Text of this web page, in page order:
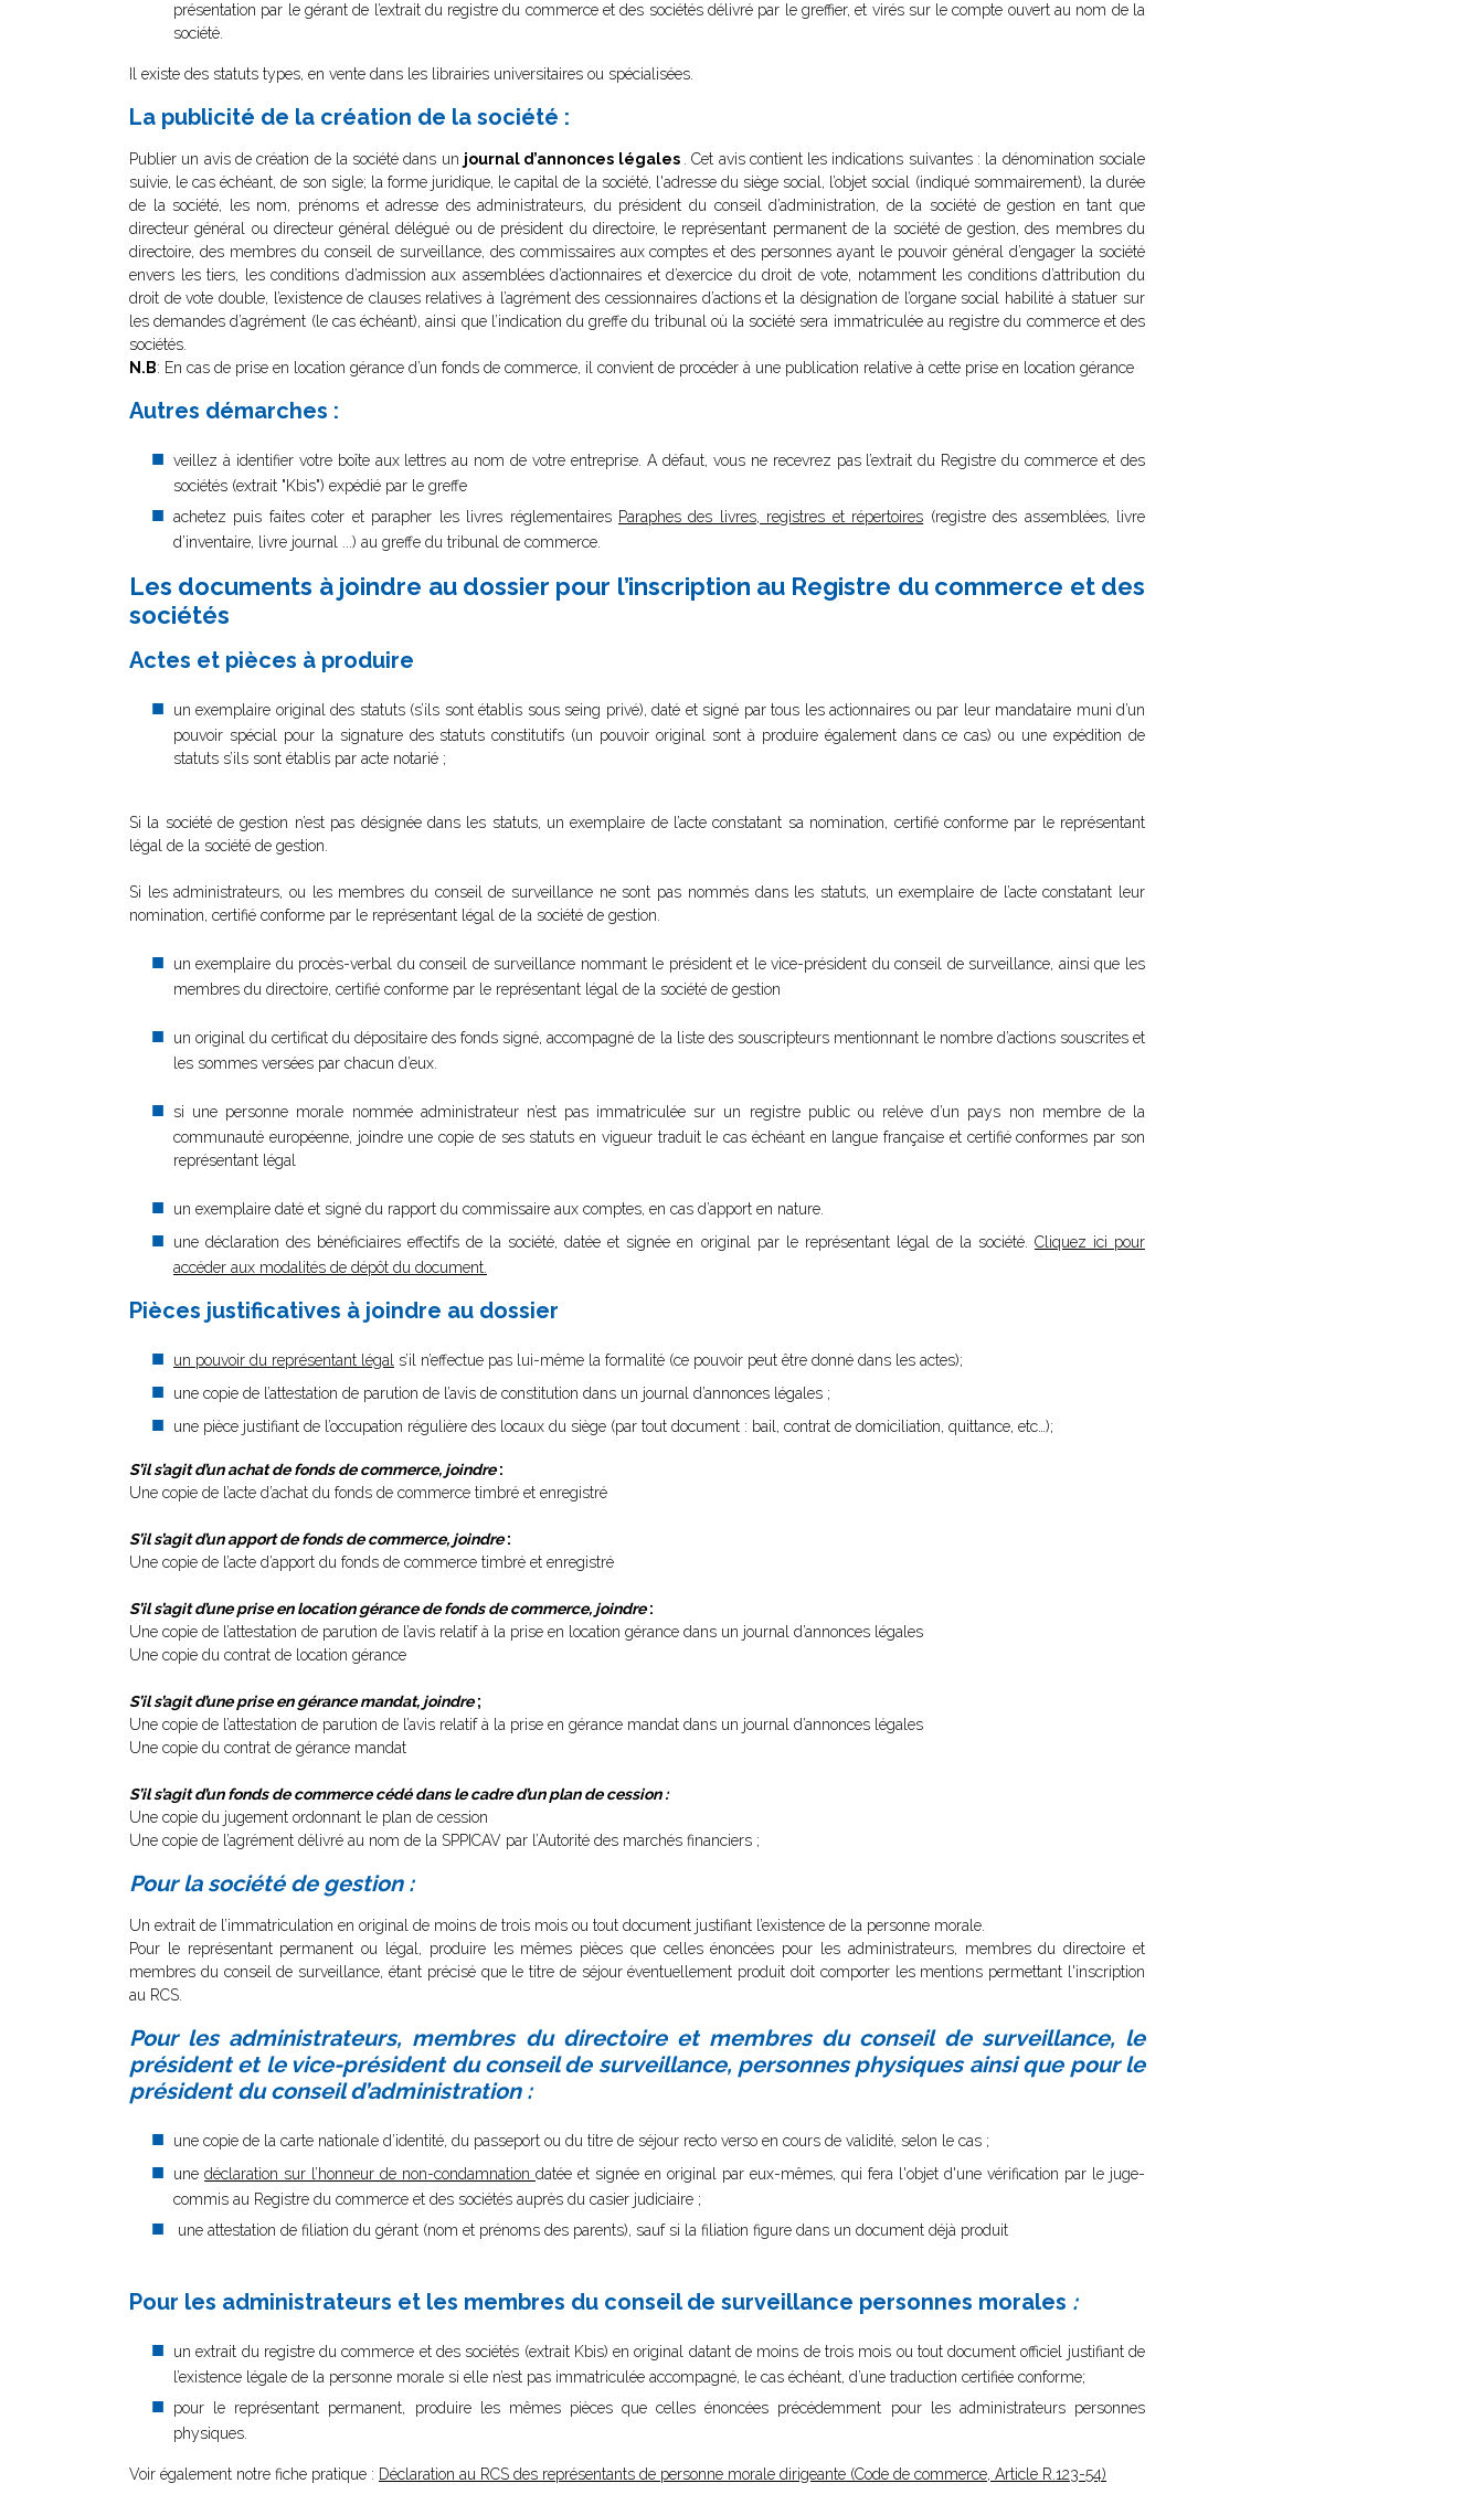
présentation par le gérant de l’extrait du registre du commerce et des sociétés délivré par le greffier, et virés sur le compte ouvert au nom de la
société.
Il existe des statuts types, en vente dans les librairies universitaires ou spécialisées.
La publicité de la création de la société :
Publier un avis de création de la société dans un journal d’annonces légales
. Cet avis contient les indications suivantes : la dénomination sociale
suivie, le cas échéant, de son sigle; la forme juridique, le capital de la société, l'adresse du siège social, l’objet social (indiqué sommairement), la durée
de la société, les nom, prénoms et adresse des administrateurs, du président du conseil d’administration, de la société de gestion en tant que
directeur général ou directeur général délégué ou de président du directoire, le représentant permanent de la société de gestion, des membres du
directoire, des membres du conseil de surveillance, des commissaires aux comptes et des personnes ayant le pouvoir général d’engager la société
envers les tiers, les conditions d’admission aux assemblées d’actionnaires et d’exercice du droit de vote, notamment les conditions d’attribution du
droit de vote double, l’existence de clauses relatives à l’agrément des cessionnaires d’actions et la désignation de l’organe social habilité à statuer sur
les demandes d’agrément (le cas échéant), ainsi que l’indication du greffe du tribunal où la société sera immatriculée au registre du commerce et des
sociétés.
N.B: En cas de prise en location gérance d’un fonds de commerce, il convient de procéder à une publication relative à cette prise en location gérance
Autres démarches :
veillez à identifier votre boîte aux lettres au nom de votre entreprise. A défaut, vous ne recevrez pas l’extrait du Registre du commerce et des
sociétés (extrait "Kbis") expédié par le greffe
achetez puis faites coter et parapher les livres réglementaires Paraphes des livres, registres et répertoires (registre des assemblées, livre
d’inventaire, livre journal ...) au greffe du tribunal de commerce.
Les documents à joindre au dossier pour l’inscription au Registre du commerce et des
sociétés
Actes et pièces à produire
un exemplaire original des statuts (s’ils sont établis sous seing privé), daté et signé par tous les actionnaires ou par leur mandataire muni d’un
pouvoir spécial pour la signature des statuts constitutifs (un pouvoir original sont à produire également dans ce cas) ou une expédition de
statuts s’ils sont établis par acte notarié ;
Si la société de gestion n’est pas désignée dans les statuts, un exemplaire de l’acte constatant sa nomination, certifié conforme par le représentant
légal de la société de gestion.
Si les administrateurs, ou les membres du conseil de surveillance ne sont pas nommés dans les statuts, un exemplaire de l’acte constatant leur
nomination, certifié conforme par le représentant légal de la société de gestion.
un exemplaire du procès-verbal du conseil de surveillance nommant le président et le vice-président du conseil de surveillance, ainsi que les
membres du directoire, certifié conforme par le représentant légal de la société de gestion
un original du certificat du dépositaire des fonds signé, accompagné de la liste des souscripteurs mentionnant le nombre d’actions souscrites et
les sommes versées par chacun d’eux.
si une personne morale nommée administrateur n’est pas immatriculée sur un registre public ou relève d’un pays non membre de la
communauté européenne, joindre une copie de ses statuts en vigueur traduit le cas échéant en langue française et certifié conformes par son
représentant légal
un exemplaire daté et signé du rapport du commissaire aux comptes, en cas d’apport en nature.
une déclaration des bénéficiaires effectifs de la société, datée et signée en original par le représentant légal de la société. Cliquez ici pour
accéder aux modalités de dépôt du document.
Pièces justificatives à joindre au dossier
un pouvoir du représentant légal s’il n’effectue pas lui-même la formalité (ce pouvoir peut être donné dans les actes);
une copie de l’attestation de parution de l’avis de constitution dans un journal d’annonces légales ;
une pièce justifiant de l’occupation régulière des locaux du siège (par tout document : bail, contrat de domiciliation, quittance, etc…);
S’il s’agit d’un achat de fonds de commerce, joindre:
Une copie de l’acte d’achat du fonds de commerce timbré et enregistré
S’il s’agit d’un apport de fonds de commerce, joindre:
Une copie de l’acte d’apport du fonds de commerce timbré et enregistré
S’il s’agit d’une prise en location gérance de fonds de commerce, joindre:
Une copie de l’attestation de parution de l’avis relatif à la prise en location gérance dans un journal d’annonces légales
Une copie du contrat de location gérance
S’il s’agit d’une prise en gérance mandat, joindre;
Une copie de l’attestation de parution de l’avis relatif à la prise en gérance mandat dans un journal d’annonces légales
Une copie du contrat de gérance mandat
S’il s’agit d’un fonds de commerce cédé dans le cadre d’un plan de cession :
Une copie du jugement ordonnant le plan de cession
Une copie de l’agrément délivré au nom de la SPPICAV par l’Autorité des marchés financiers ;
Pour la société de gestion :
Un extrait de l’immatriculation en original de moins de trois mois ou tout document justifiant l’existence de la personne morale.
Pour le représentant permanent ou légal, produire les mêmes pièces que celles énoncées pour les administrateurs, membres du directoire et
membres du conseil de surveillance, étant précisé que le titre de séjour éventuellement produit doit comporter les mentions permettant l'inscription
au RCS.
Pour les administrateurs, membres du directoire et membres du conseil de surveillance, le
président et le vice-président du conseil de surveillance, personnes physiques ainsi que pour le
président du conseil d’administration :
une copie de la carte nationale d’identité, du passeport ou du titre de séjour recto verso en cours de validité, selon le cas ;
une déclaration sur l’honneur de non-condamnation datée et signée en original par eux-mêmes, qui fera l'objet d'une vérification par le juge-
commis au Registre du commerce et des sociétés auprès du casier judiciaire ;
une attestation de filiation du gérant (nom et prénoms des parents), sauf si la filiation figure dans un document déjà produit
Pour les administrateurs et les membres du conseil de surveillance personnes morales :
un extrait du registre du commerce et des sociétés (extrait Kbis) en original datant de moins de trois mois ou tout document officiel justifiant de
l’existence légale de la personne morale si elle n’est pas immatriculée accompagné, le cas échéant, d’une traduction certifiée conforme;
pour le représentant permanent, produire les mêmes pièces que celles énoncées précédemment pour les administrateurs personnes
physiques.
Voir également notre fiche pratique : Déclaration au RCS des représentants de personne morale dirigeante (Code de commerce, Article R.123-54)